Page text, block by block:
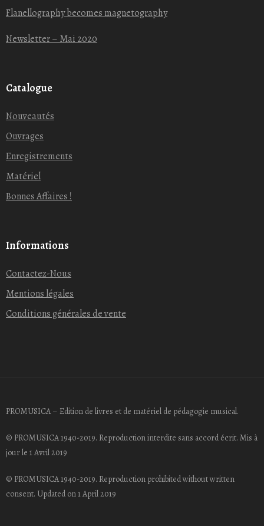
Flanellography becomes magnetography
Newsletter – Mai 2020
Catalogue
Nouveautés
Ouvrages
Enregistrements
Matériel
Bonnes Affaires !
Informations
Contactez-Nous
Mentions légales
Conditions générales de vente
PROMUSICA – Edition de livres et de matériel de pédagogie musical.
© PROMUSICA 1940-2019. Reproduction interdite sans accord écrit. Mis à
jour le 1 Avril 2019
© PROMUSICA 1940-2019. Reproduction prohibited without written
consent. Updated on 1 April 2019